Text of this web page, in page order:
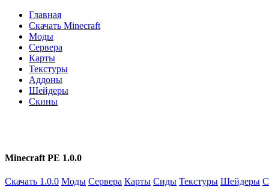
Главная
Скачать Minecraft
Моды
Сервера
Карты
Текстуры
Аддоны
Шейдеры
Скины
Minecraft PE 1.0.0
Скачать 1.0.0 Моды Сервера Карты Сиды Текстуры Шейдеры